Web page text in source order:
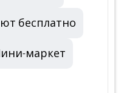
бесплатно
маркет